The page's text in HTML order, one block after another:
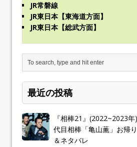
JR常磐線
JR東日本【東海道方面】
JR東日本【総武方面】
最近の投稿
『相棒21』(2022~2023
代目相棒「亀山薫」お帰
＆ネタバレ